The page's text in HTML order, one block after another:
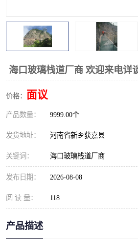
海口玻璃栈道厂商 欢迎来电详
价格： 面议
产品数量： 9999.00个
发货地址： 河南省新乡获嘉县
关键词： 海口玻璃栈道厂商
发布日期： 2026-08-08
阅 读 量： 118
产品描述
音乐呐喊设备
玻璃栈道